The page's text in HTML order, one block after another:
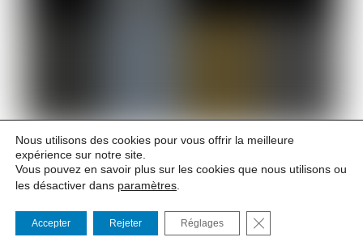
Tous les jours à 19h20
- DU 4 AU 15 JUILLET -
Nous utilisons des cookies pour vous offrir la meilleure
expérience sur notre site.
Vous pouvez en savoir plus sur les cookies que nous utilisons ou
les désactiver dans paramètres
Accepter Rejeter Réglages FERMER LA